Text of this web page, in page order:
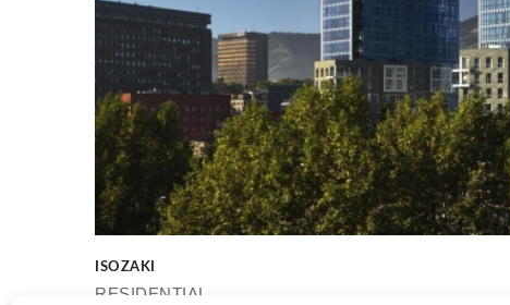
ISOZAKI
RESIDENTIAL